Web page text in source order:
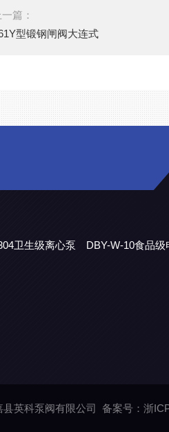
一篇：
型锻钢闸阀大连式
卫生级离心泵
DBY-W-10食品级
英科泵阀有限公司 备案号：浙